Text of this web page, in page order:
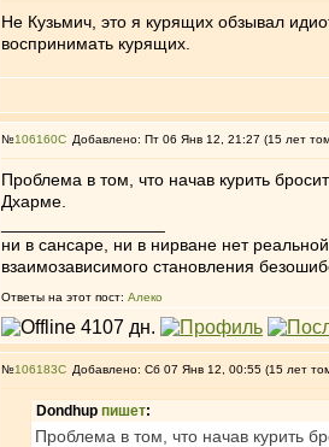
Не Кузьмич, это я курящих обзывал
воспринимать курящих.
№106160 Добавлено: Пт 06 Янв 12, 21:27 (15 лет
Проблема в том, что начав курить
Дхарме.
ни в сансаре, ни в нирване нет
взаимозависимого становления
Ответы на этот пост: Алеко
№106183 Добавлено: Сб 07 Янв 12, 00:55 (15 лет
Dondhup пишет:
Проблема в том, что начав курить